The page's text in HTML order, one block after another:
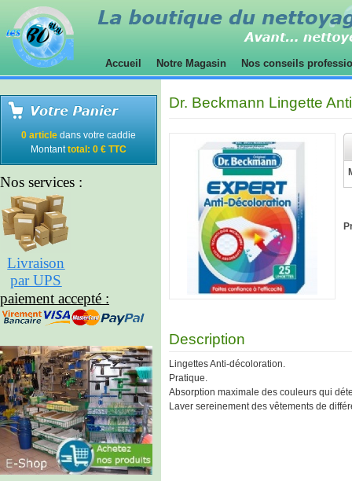
Accueil Notre Magasin Nos conseils
0 article dans votre caddie
Montanttotal: 0 € TTC
Nos services :
Livraison
par UPS
paiement accepté :
Dr. Beckmann Lingette
Description
Lingettes Anti-décoloration.
Pratique.
Absorption maximale des couleurs qui
Laver sereinement des vêtements de